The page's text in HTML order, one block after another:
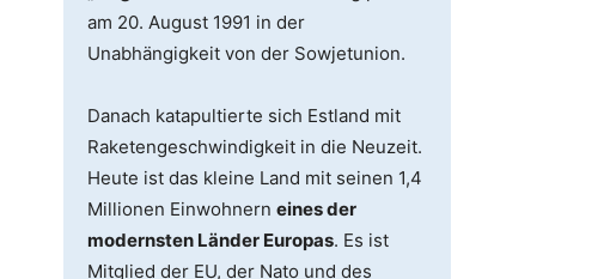
am 20. August 1991 in der
Unabhängigkeit von der Sowjetunion.
Danach katapultierte sich Estland mit
Raketengeschwindigkeit in die Neuzeit.
Heute ist das kleine Land mit seinen 1,4
Millionen Einwohnern eines der
modernsten Länder Europas. Es ist
Mitglied der EU, der Nato und des